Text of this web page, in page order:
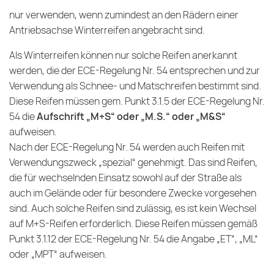
nur verwenden, wenn zumindest an den Rädern einer
Antriebsachse Winterreifen angebracht sind.
Als Winterreifen können nur solche Reifen anerkannt
werden, die der ECE-Regelung Nr. 54 entsprechen und zur
Verwendung als Schnee- und Matschreifen bestimmt sind.
Diese Reifen müssen gem. Punkt 3.1.5 der ECE-Regelung Nr.
54 dieAufschrift „M+S“ oder „M.S.“ oder „M&S“
aufweisen.
Nach der ECE-Regelung Nr. 54 werden auch Reifen mit
Verwendungszweck „spezial“ genehmigt. Das sind Reifen,
die für wechselnden Einsatz sowohl auf der Straße als
auch im Gelände oder für besondere Zwecke vorgesehen
sind. Auch solche Reifen sind zulässig, es ist kein Wechsel
auf M+S-Reifen erforderlich. Diese Reifen müssen gemäß
Punkt 3.1.12 der ECE-Regelung Nr. 54 die Angabe „ET“, „ML“
oder „MPT“ aufweisen.